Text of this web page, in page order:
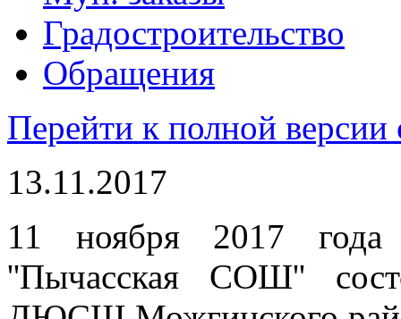
Градостроительство
Обращения
Перейти к полной версии
13.11.2017
11 ноября 2017
''Пычасская СОШ''